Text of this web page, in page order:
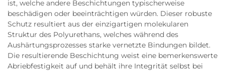
ist, welche andere Beschichtungen typischerweise
beschädigen oder beeinträchtigen würden. Dieser robuste
Schutz resultiert aus der einzigartigen molekularen
Struktur des Polyurethans, welches während des
Aushärtungsprozesses starke vernetzte Bindungen bildet.
Die resultierende Beschichtung weist eine bemerkenswerte
Abriebfestigkeit auf und behält ihre Integrität selbst bei